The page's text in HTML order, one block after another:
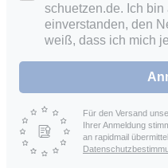
schuetzen.de. Ich
einverstanden, den
weiß, dass ich mich
Für den Versand
Ihrer Anmeldung
an rapidmail